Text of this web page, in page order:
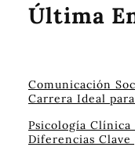
Última
Comunicación
Carrera Ideal
Psicología Clínica
Diferencias Clave